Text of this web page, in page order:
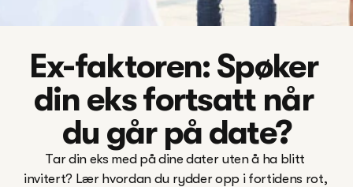
Ex-faktoren: Spøker
din eks fortsatt når
du går på date?
Tar din eks med på dine dater uten å ha blitt
invitert? Lær hvordan du rydder opp i fortidens rot,